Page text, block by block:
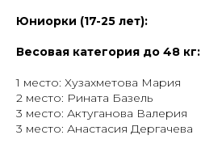
Юниорки (17-25 лет):
Весовая категория до 48 кг:
1 место: Хузахметова Мария
2 место: Рината Базель
3 место: Актуганова Валерия
3 место: Анастасия Дергачева